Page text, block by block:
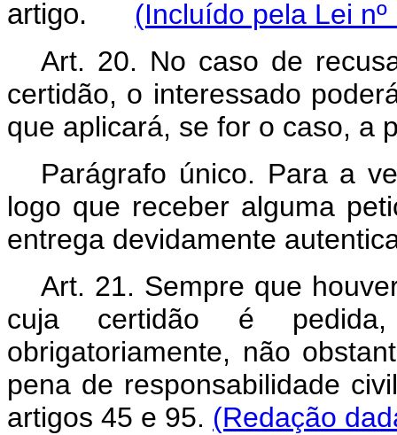
artigo. (Incluído pela Lei
Art. 20. No caso de
certidão, o interessado
que aplicará, se for o caso, a
Parágrafo único. Para a
logo que receber alguma
entrega devidamente
Art. 21. Sempre que
cuja certidão é
obrigatoriamente, não
pena de responsabilidade
artigos 45 e 95. (Redação